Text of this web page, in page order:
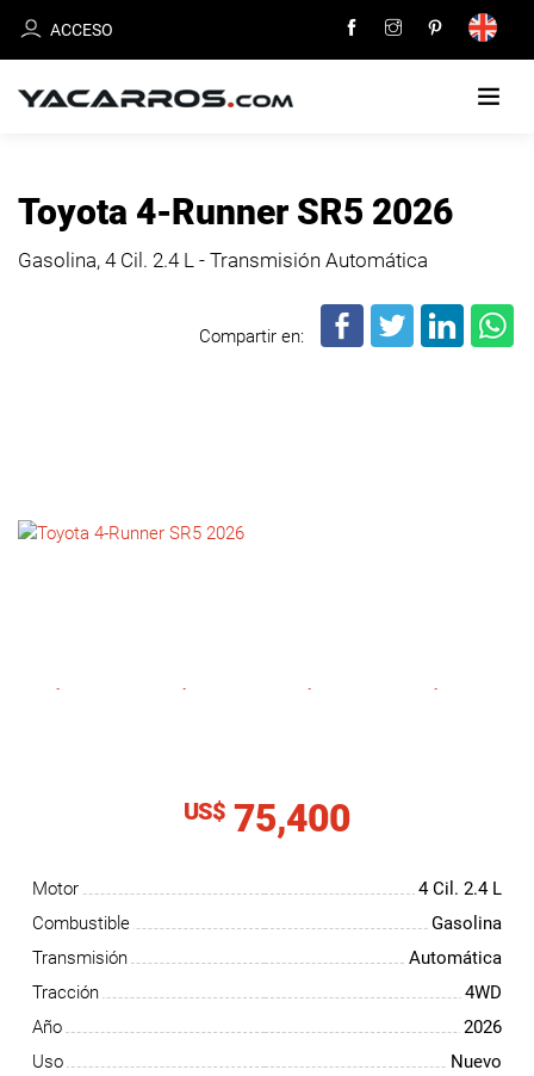
ACCESO
EN
NOTICIAS
Toyota 4-Runner SR5 2026
Gasolina, 4 Cil. 2.4 L - Transmisión Automática
Compartir en:
US$ 75,400
Motor 4 Cil. 2.4 L
Combustible
Gasolina
Transmisión
Automática
Tracción
4WD
Año
2026
Uso
Nuevo